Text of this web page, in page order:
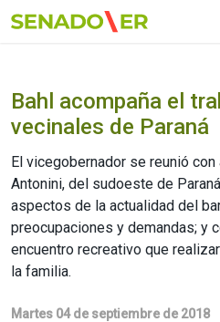
Ir al menú principal
Bahl acompaña el
vecinales de Paraná
El vicegobernador se reunió
Antonini, del sudoeste de
aspectos de la actualidad del
preocupaciones y demandas; y
encuentro recreativo que
la familia.
Martes 04 de septiembre de 2018